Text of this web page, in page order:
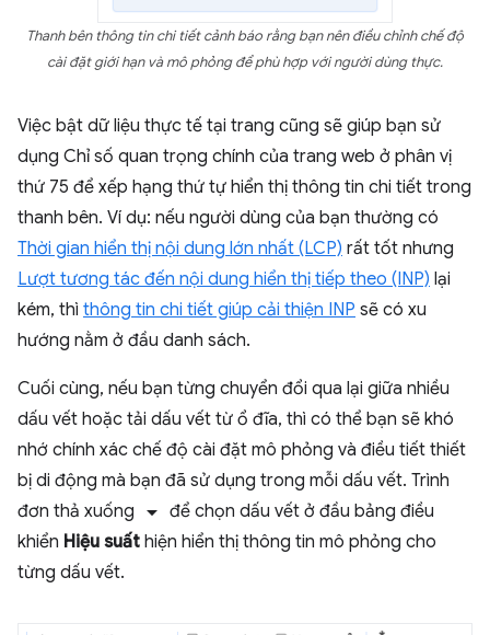
Thanh bên thông tin chi tiết cảnh báo rằng bạn nên điều chỉnh chế độ
cài đặt giới hạn và mô phỏng để phù hợp với người dùng thực.
Việc bật dữ liệu thực tế tại trang cũng sẽ giúp bạn sử
dụng Chỉ số quan trọng chính của trang web ở phân vị
thứ 75 để xếp hạng thứ tự hiển thị thông tin chi tiết trong
thanh bên. Ví dụ: nếu người dùng của bạn thường có
Thời gian hiển thị nội dung lớn nhất (LCP) rất tốt nhưng
Lượt tương tác đến nội dung hiển thị tiếp theo (INP) lại
kém, thì thông tin chi tiết giúp cải thiện INP sẽ có xu
hướng nằm ở đầu danh sách.
Cuối cùng, nếu bạn từng chuyển đổi qua lại giữa nhiều
dấu vết hoặc tải dấu vết từ ổ đĩa, thì có thể bạn sẽ khó
nhớ chính xác chế độ cài đặt mô phỏng và điều tiết thiết
bị di động mà bạn đã sử dụng trong mỗi dấu vết. Trình
đơn thả xuống arrow_drop_down để chọn dấu vết ở đầu bảng điều
khiển Hiệu suất hiện hiển thị thông tin mô phỏng cho
từng dấu vết.